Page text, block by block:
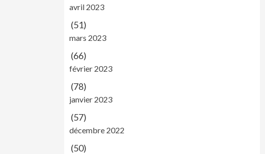
avril 2023
(51)
mars 2023
(66)
février 2023
(78)
janvier 2023
(57)
décembre 2022
(50)